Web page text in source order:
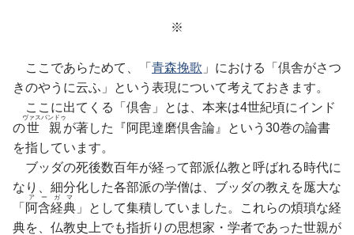
※
ここであらためて、「 青森挽歌 」における「倶舎がさつ
きのやうに云ふ」という表現について考えておきます。
ここに出てくる「倶舎」とは、本来は4世紀頃にインド
の世親
ヴァスバンドゥ
が著した『阿毘達磨倶舎論』という30巻の論書
を指しています。
ブッダの死後数百年が経って部派仏教と呼ばれる時代に
なり、細分化した各部派の学僧は、ブッダの教えを厖大な
「 阿含経典
アーガマ
」として集積していました。これらの煩瑣な経
典を、仏教史上でも指折りの思想家・学者であった世親が